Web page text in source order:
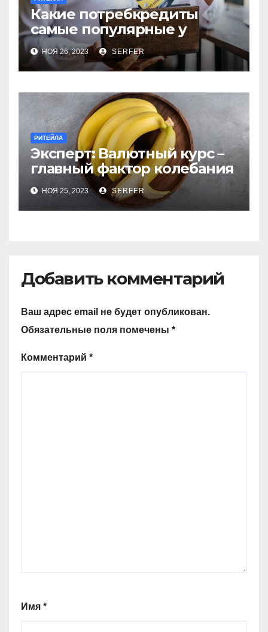
Какие потребкредиты
самые популярные у
россиян?
НОЯ 26, 2023 SERFER
РИТЕЙЛА
Эксперт: Валютный курс –
главный фактор колебания
цен на бананы в РФ
НОЯ 25, 2023 SERFER
Добавить комментарий
Ваш адрес email не будет опубликован.
Обязательные поля помечены *
Комментарий *
Имя *